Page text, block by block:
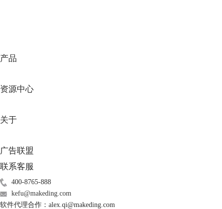
如图3所示，也可以从“已连接硬盘”中直接选择硬盘的磁盘符。选择完成
产品
资源中心
关于
广告联盟
联系客服
400-8765-888
kefu@makeding.com
软件代理合作：alex.qi@makeding.com